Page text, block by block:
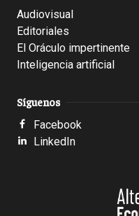
Audiovisual
Editoriales
El Oráculo impertinente
Inteligencia artificial
Síguenos
Facebook
LinkedIn